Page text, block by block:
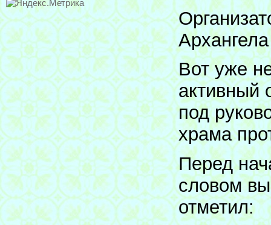
Вот уже
активный
под
храма
Перед
словом
отметил: